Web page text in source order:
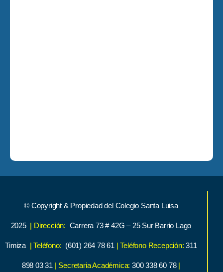
© Copyright & Propiedad del Colegio Santa Luisa
2025 | Dirección: Carrera 73 # 42G – 25 Sur Barrio Lago
Timiza | Teléfono: (601) 264 78 61 | Teléfono Recepción: 311
898 03 31 | Secretaria Académica:300 338 60 78 |